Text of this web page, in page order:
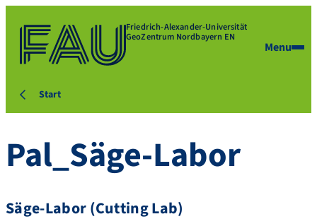
Friedrich-Alexander-Universität
GeoZentrum Nordbayern EN
Menu
Start
Pal_Säge-Labor
Säge-Labor (Cutting Lab)